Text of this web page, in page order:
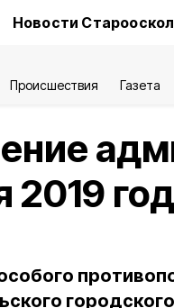
Новости
Происшествия Газета
2019